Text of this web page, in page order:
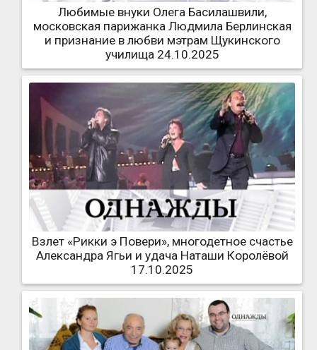
Любимые внуки Олега Басилашвили,
московская парижанка Людмила Берлинская
и признание в любви мэтрам Щукинского
училища 24.10.2025
Взлет «Рикки э Повери», многодетное счастье
Александра Ягьи и удача Наташи Королёвой
17.10.2025